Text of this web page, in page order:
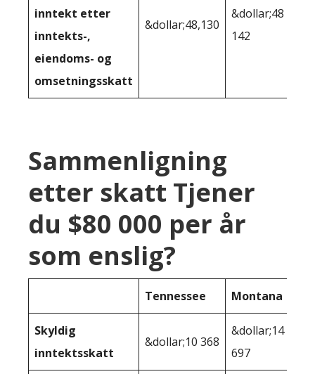
inntekt etter
inntekts-,
eiendoms- og
omsetningsskatt
&dollar;48,130
&dollar;48
142
Sammenligning
etter skatt Tjener
du $80 000 per år
som enslig?
Tennessee Montana
Skyldig
inntektsskatt
&dollar;10 368
&dollar;14
697